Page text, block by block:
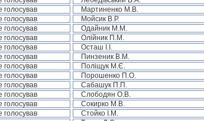
голосував Мартиненко М.В.
голосував Мойсик В.Р.
голосував Одайник М.М.
голосував Олійник П.М.
голосував Осташ І.І.
голосував Пинзеник В.М.
голосував Поліщук М.Є.
голосував Порошенко П.О.
голосував Сабашук П.П.
голосував Слободян О.В.
голосував Сокирко М.В.
голосував Стойко І.М.